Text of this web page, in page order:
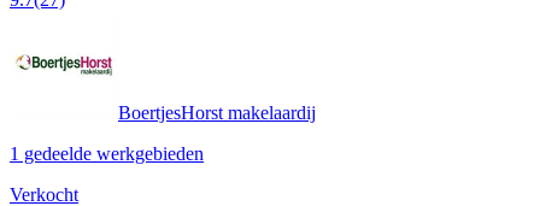
BoertjesHorst makelaardij
1 gedeelde werkgebieden
Verkocht